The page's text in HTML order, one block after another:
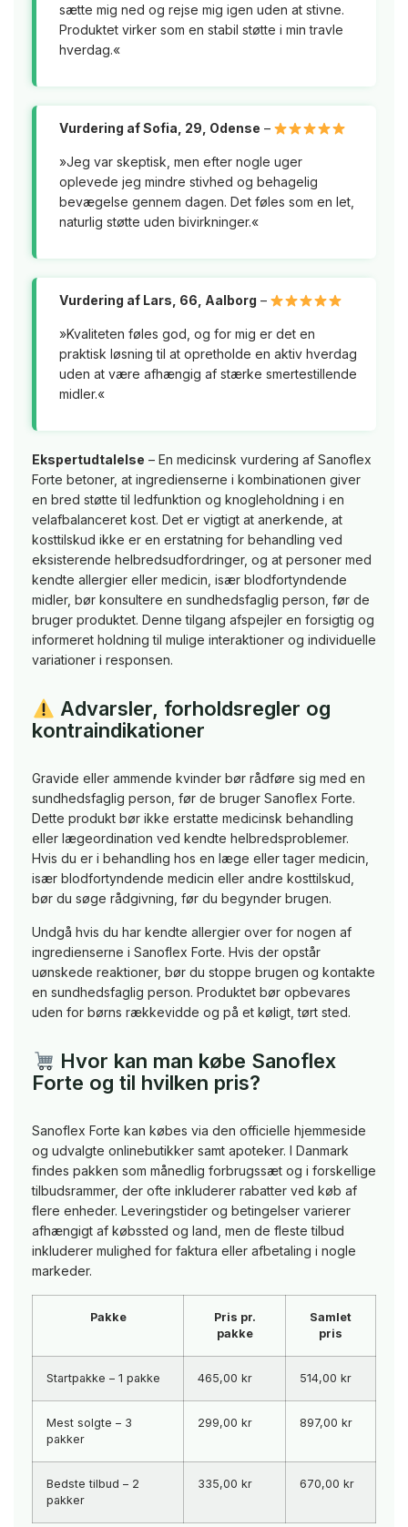
sætte mig ned og rejse mig igen uden at stivne.
Produktet virker som en stabil støtte i min travle
hverdag.«
Vurdering af Sofia, 29, Odense –
»Jeg var skeptisk, men efter nogle uger
oplevede jeg mindre stivhed og behagelig
bevægelse gennem dagen. Det føles som en let,
naturlig støtte uden bivirkninger.«
Vurdering af Lars, 66, Aalborg –
»Kvaliteten føles god, og for mig er det en
praktisk løsning til at opretholde en aktiv hverdag
uden at være afhængig af stærke smertestillende
midler.«
Ekspertudtalelse – En medicinsk vurdering af Sanoflex
Forte betoner, at ingredienserne i kombinationen giver
en bred støtte til ledfunktion og knogleholdning i en
velafbalanceret kost. Det er vigtigt at anerkende, at
kosttilskud ikke er en erstatning for behandling ved
eksisterende helbredsudfordringer, og at personer med
kendte allergier eller medicin, især blodfortyndende
midler, bør konsultere en sundhedsfaglig person, før de
bruger produktet. Denne tilgang afspejler en forsigtig og
informeret holdning til mulige interaktioner og individuelle
variationer i responsen.
Advarsler, forholdsregler og
kontraindikationer
Gravide eller ammende kvinder bør rådføre sig med en
sundhedsfaglig person, før de bruger Sanoflex Forte.
Dette produkt bør ikke erstatte medicinsk behandling
eller lægeordination ved kendte helbredsproblemer.
Hvis du er i behandling hos en læge eller tager medicin,
især blodfortyndende medicin eller andre kosttilskud,
bør du søge rådgivning, før du begynder brugen.
Undgå hvis du har kendte allergier over for nogen af
ingredienserne i Sanoflex Forte. Hvis der opstår
uønskede reaktioner, bør du stoppe brugen og kontakte
en sundhedsfaglig person. Produktet bør opbevares
uden for børns rækkevidde og på et køligt, tørt sted.
Hvor kan man købe Sanoflex
Forte og til hvilken pris?
Sanoflex Forte kan købes via den officielle hjemmeside
og udvalgte onlinebutikker samt apoteker. I Danmark
findes pakken som månedlig forbrugssæt og i forskellige
tilbudsrammer, der ofte inkluderer rabatter ved køb af
flere enheder. Leveringstider og betingelser varierer
afhængigt af købssted og land, men de fleste tilbud
inkluderer mulighed for faktura eller afbetaling i nogle
markeder.
Pakke
Pris pr.
pakke
Samlet
pris
Startpakke – 1 pakke 465,00 kr 514,00 kr
Mest solgte – 3
pakker
299,00 kr 897,00 kr
Bedste tilbud – 2
pakker
335,00 kr 670,00 kr